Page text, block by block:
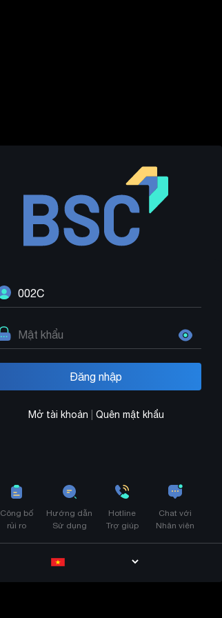
Mở tài khoản Quên mật khẩu
Công bố
rủi ro
Hướng dẫn
Sử dụng
Hotline
Trợ giúp
Chat với
Nhân viên